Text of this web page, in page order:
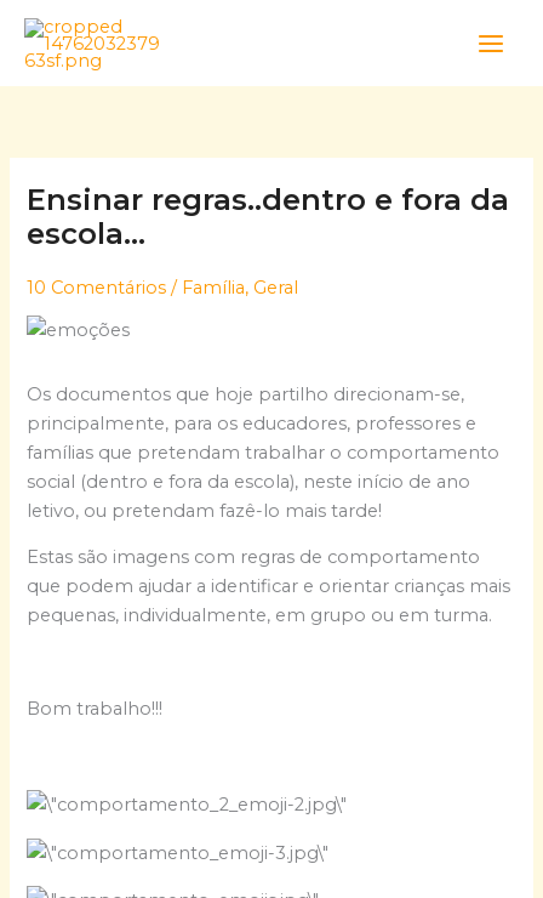
Skip
content
Ensinar regras..dentro e fora da
escola…
10 Comentários / Família, Geral
Os documentos que hoje partilho direcionam-se,
principalmente, para os educadores, professores e
famílias que pretendam trabalhar o comportamento
social (dentro e fora da escola), neste início de ano
letivo, ou pretendam fazê-lo mais tarde!
Estas são imagens com regras de comportamento
que podem ajudar a identificar e orientar crianças mais
pequenas, individualmente, em grupo ou em turma.
Bom trabalho!!!